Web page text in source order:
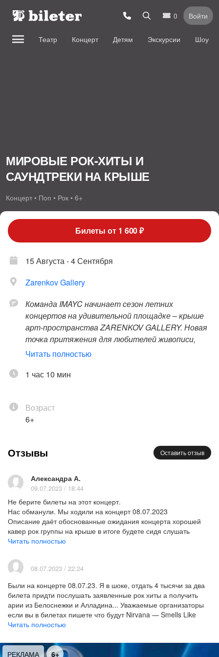
0 Войти
Театр Концерт Детям Экскурсии Шоу
МИРОВЫЕ РОК-ХИТЫ И
САУНДТРЕКИ НА КРЫШЕ
Концерт • Поп • Рок • 6+
Билеты от 1 600 ₽
15 Августа - 4 Сентября
Zarenkov Gallery
Команда IMAYC начинает сезон летних
концертов на удивительной площадке – крыше
арт-пространства ZARENKOV GALLERY. Новая
точка притяжения для любителей живописи,
скульптуры, музыки и других видов искусств
Санкт-Петербурга, и мы проводим здесь
В концертах на крыше для вас будут выступать
лучшие музыканты Санкт-Петербурга.
знаменитые рок-хиты на виолончелях и
саундтреки к кинофильмам. В наших программах
интересно послушать именно ему, а вкуснейший
кофе и горячий шоколад, который можно
заказать в кафе-шоколатерии Amazing cacao
добавит ярких красок и без того волшебным
вечерам. Наблюдать за любимым городом с
высоты птичьего полёта тёплым летним
незабываемым!
На сцене – ансамбль Петро Арт, в составе
которого классические смычковые инструменты:
скрипки, альт, виолончель и контрабас.
В программе концерта прозвучат известнейшие
Читать полностью
1 час 10 мин
Возраст
6+
Отзывы Оставить отзыв
Александра А.
09.07.2023 / 18:44
Не берите билеты на этот концерт.
Нас обманули. Мы ходили на концерт 08.07.2023
Описание даёт обоснованные ожидания концерта хорошей
кавер рок группы на крыше в итоге будете сидя слушать
оперные арии из фильмов под синтезатор в исполнении двух
Возьмите лучше билет на кораблик и бутылку шампанского.
Организаторов считаю мошенниками.
Читать полностью
08.07.2023 / 22:24
Были на концерте 08.07.23. Я в шоке, отдать 4 тысячи за два
билета придти послушать заявленные рок хиты а получить
арии из Белоснежки и Алладина... Уважаемые организаторы
если вы в билетах пишете что будут Nirvana — Smells Like
Teen Spirit;
Cranberries — Zombie,
Limp Bizkit — Behind Blue Eyes;
Читать полностью
РЕКЛАМА 6+